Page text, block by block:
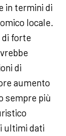
in termini di
locale.
di forte
di
aumento
sempre più
ultimi dati